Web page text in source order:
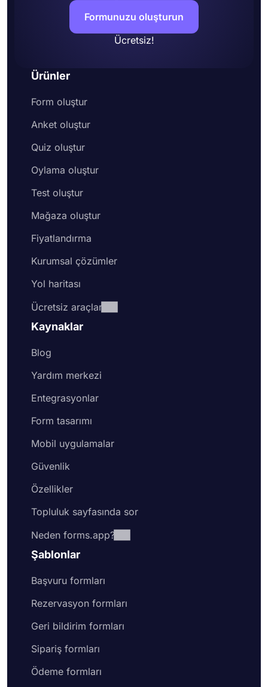
Formunuzu oluşturun
Ücretsiz!
Ürünler
Form oluştur
Anket oluştur
Quiz oluştur
Oylama oluştur
Test oluştur
Mağaza oluştur
Fiyatlandırma
Kurumsal çözümler
Yol haritası
Ücretsiz araçlar
Kaynaklar
Blog
Yardım merkezi
Entegrasyonlar
Form tasarımı
Mobil uygulamalar
Güvenlik
Özellikler
Topluluk sayfasında sor
Neden forms.app?
Şablonlar
Başvuru formları
Rezervasyon formları
Geri bildirim formları
Sipariş formları
Ödeme formları